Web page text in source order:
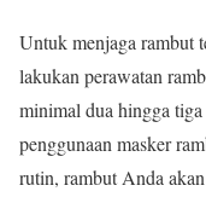
Untuk menjaga rambut
lakukan perawatan
minimal dua hingga
penggunaan masker
rutin, rambut Anda